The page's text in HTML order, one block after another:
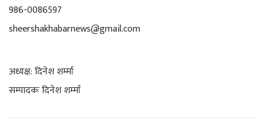
986-0086597
sheershakhabarnews@gmail.com
अध्यक्ष: दिनेश शर्म्मा
सम्पादकः दिनेश शर्म्मा